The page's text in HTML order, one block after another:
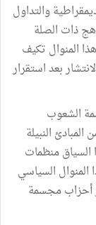
والتداول
ذات الصلة
المنوال تكيف
بعد استقرار
الشعوب
النبيلة
السياق منظمات
السياسي
أحزاب مجسمة